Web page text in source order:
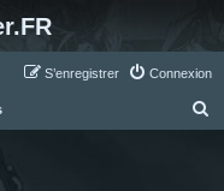
Connexion
S’enregistrer